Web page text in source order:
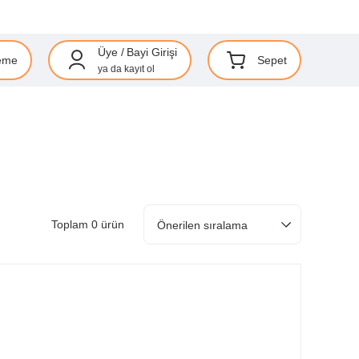
Üye / Bayi Girişi
ya da kayıt ol
Sepet
Toplam 0 ürün